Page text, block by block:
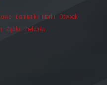
Łomianki Marki
Otwock
Ząbki Zielonka